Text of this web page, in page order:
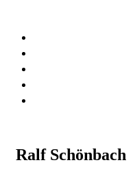
Ralf Schönbach